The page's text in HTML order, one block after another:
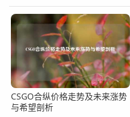
径。
CSGO合纵价格走势及未来涨势
与希望剖析